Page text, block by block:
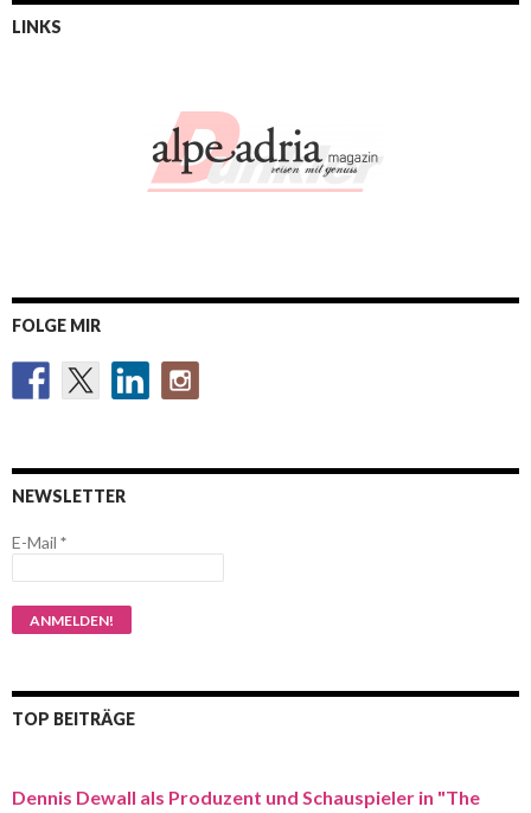
LINKS
FOLGE MIR
NEWSLETTER
E-Mail *
TOP BEITRÄGE
Dennis Dewall als Produzent und Schauspieler in "The